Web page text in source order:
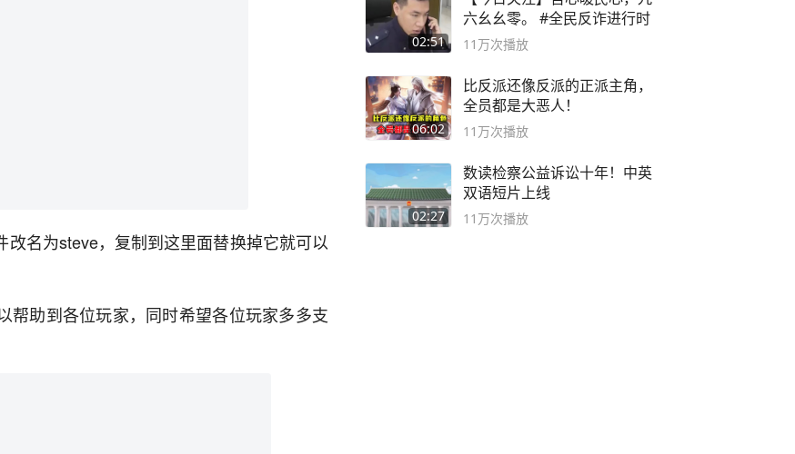
名为steve，复制到这里面替换掉它就可以
帮助到各位玩家，同时希望各位玩家多多支
02:51
六幺幺零。 #全民反诈进行时
11万次播放
06:02
比反派还像反派的正派主角，
全员都是大恶人！
11万次播放
02:27
数读检察公益诉讼十年！中英
双语短片上线
11万次播放